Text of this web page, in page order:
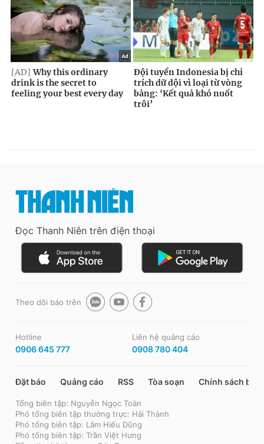
Đọc Thanh Niên trên điện thoại
Theo dõi báo trên
Hotline
0906 645 777
Liên hệ quảng cáo
0908 780 404
Đặt báo Quảng cáo RSS Tòa soạn Chính sách bảo
Tổng biên tập: Nguyễn Ngọc Toàn
Phó tổng biên tập thường trực: Hải Thành
Phó tổng biên tập: Lâm Hiếu Dũng
Phó tổng biên tập: Trần Việt Hưng